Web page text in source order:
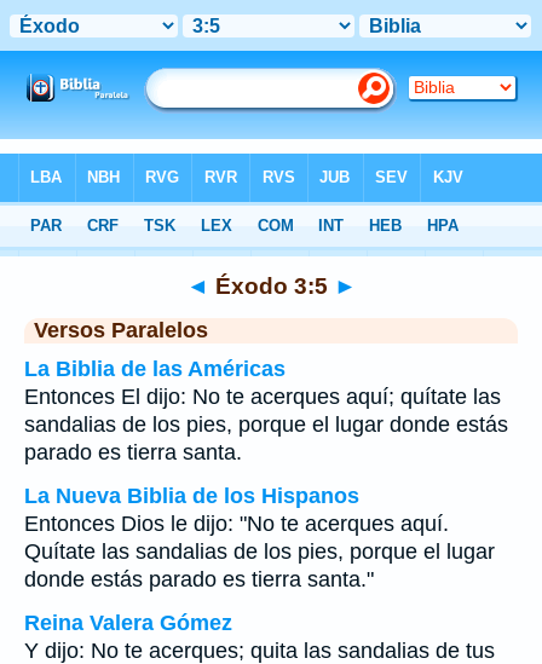
>Éxodo> Capítulo 3> Verso 5
◄ Éxodo 3:5 ►
Versos Paralelos
La Biblia de las Américas
Entonces El dijo: No te acerques aquí; quítate las
sandalias de los pies, porque el lugar donde estás
parado es tierra santa.
La Nueva Biblia de los Hispanos
Entonces Dios le dijo: "No te acerques aquí.
Quítate las sandalias de los pies, porque el lugar
donde estás parado es tierra santa."
Reina Valera Gómez
Y dijo: No te acerques; quita las sandalias de tus